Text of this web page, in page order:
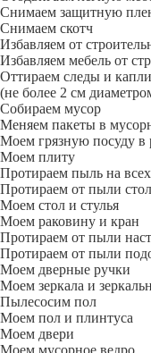
Снимаем защитную
Снимаем скотч
Избавляем от
Избавляем мебель от
Оттираем следы и
(не более 2 см
Собираем мусор
Меняем пакеты в
Моем грязную посуду в
Моем плиту
Протираем пыль на
Протираем от пыли
Моем стол и стулья
Моем раковину и кран
Протираем от пыли
Протираем от пыли
Моем дверные ручки
Моем зеркала и
Пылесосим пол
Моем пол и плинтуса
Моем двери
Моем мусорное ведро